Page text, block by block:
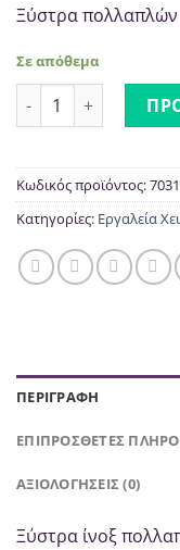
Ξύστρα
Σε απόθεμα
Ξύστρα Ινοξ |
Κωδικός προϊόντος:
Κατηγορίες: Εργαλεία
ΠΕΡΙΓΡΑΦΉ
ΕΠΙΠΡΌΣΘΕΤΕΣ
ΑΞΙΟΛΟΓΉΣΕΙΣ (0)
Ξύστρα ίνοξ